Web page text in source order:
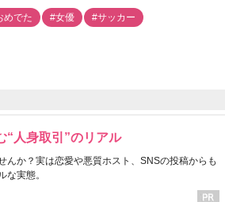
めでた #女優 #サッカー
“人身取引”のリアル
んか？実は恋愛や悪質ホスト、SNSの投稿からも
な実態。